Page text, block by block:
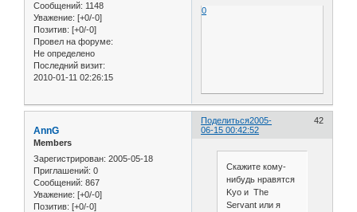
Сообщений: 1148
Уважение: [+0/-0]
Позитив: [+0/-0]
Провел на форуме:
Не определено
Последний визит:
2010-01-11 02:26:15
0
Поделиться 42
2005-
06-15 00:42:52
AnnG
Members
Зарегистрирован: 2005-05-18
Приглашений: 0
Сообщений: 867
Уважение: [+0/-0]
Позитив: [+0/-0]
Скажите кому-
нибудь нравятся
Kyo и The
Servant или я